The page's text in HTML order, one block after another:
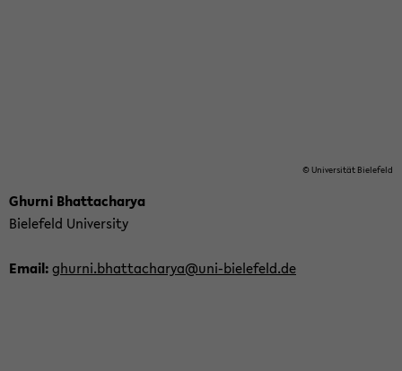
© Uni­ver­sität Biele­feld
Ghurni Bhat­tacharya
Biele­feld Uni­ver­sity
Email:ghurni.bhat­tacharya@uni-​bielefeld.de